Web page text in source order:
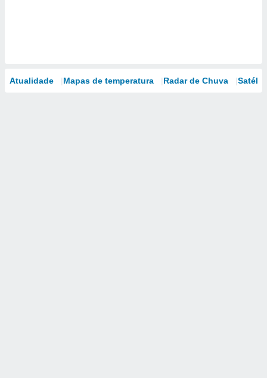
Atualidade Mapas de temperatura Radar de Chuva